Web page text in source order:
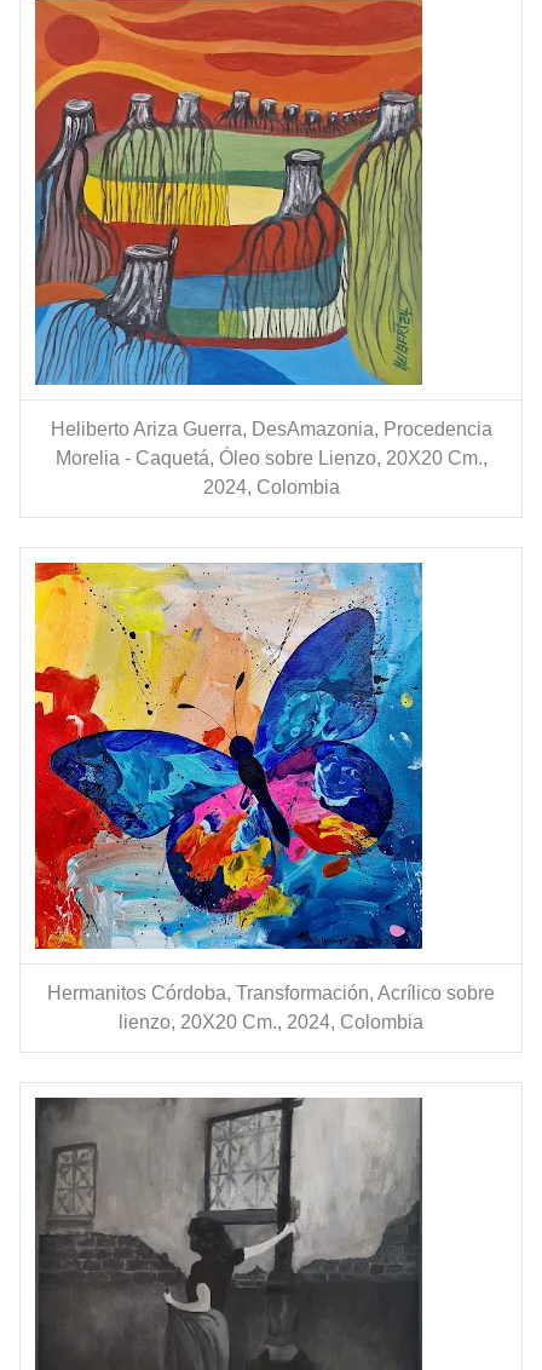
Heliberto Ariza Guerra, DesAmazonia, Procedencia
Morelia - Caquetá, Óleo sobre Lienzo, 20X20 Cm.,
2024, Colombia
Hermanitos Córdoba, Transformación, Acrílico sobre
lienzo, 20X20 Cm., 2024, Colombia